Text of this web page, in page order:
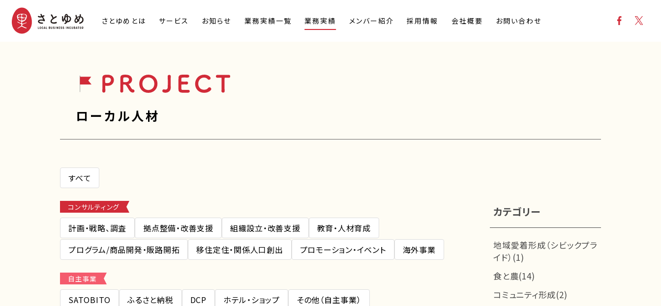
さとゆめとは サービス お知らせ 業務実績一覧 業務実績 メンバー紹介 採用情報 会社概要 お問い合わせ
ローカル人材
すべて
コンサルティング
計画・戦略、調査 拠点整備・改善支援 組織設立・改善支援
教育・人材育成
プログラム/商品開発・販路開拓
移住定住・関係人口創出 プロモーション・イベント 海外事業
自主事業
SATOBITO ふるさと納税 DCP ホテル・ショップ その他（自主事業）
カテゴリー
地域愛着形成（シビックプラ
イド）(1)
食と農(14)
コミュニティ形成(2)